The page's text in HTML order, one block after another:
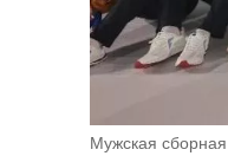
Мужская сборная